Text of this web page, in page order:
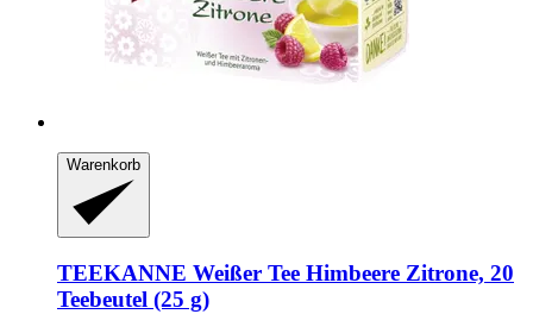
Warenkorb
TEEKANNE Weißer Tee Himbeere Zitrone, 20
Teebeutel (25 g)